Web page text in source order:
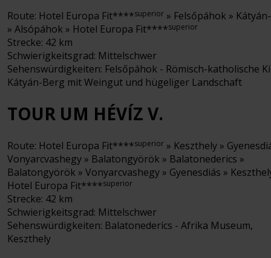
Route: Hotel Europa Fit****superior » Felsőpáhok »
» Alsópáhok » Hotel Europa Fit****superior
Strecke: 42 km
Schwierigkeitsgrad: Mittelschwer
Sehenswürdigkeiten: Felsőpáhok - Römisch-katholische
Kátyán-Berg mit Weingut und hügeliger Landschaft
TOUR UM HÉVÍZ V.
Route: Hotel Europa Fit****superior » Keszthely »
Vonyarcvashegy » Balatongyörök » Balatonederics »
Balatongyörök » Vonyarcvashegy » Gyenesdiás »
Hotel Europa Fit****superior
Strecke: 42 km
Schwierigkeitsgrad: Mittelschwer
Sehenswürdigkeiten: Balatonederics - Afrika Museum,
Keszthely